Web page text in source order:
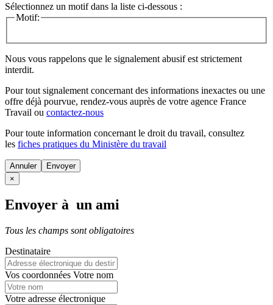
Sélectionnez un motif dans la liste ci-dessous :
Motif:
Nous vous rappelons que le signalement abusif est strictement
interdit.
Pour tout signalement concernant des informations inexactes ou une
offre déjà pourvue, rendez-vous auprès de votre agence France
Travail ou contactez-nous
Pour toute information concernant le droit du travail, consultez
les fiches pratiques du Ministère du travail
Annuler
×
Envoyer à un ami
Tous les champs sont obligatoires
Destinataire
Vos coordonnées Votre nom
Votre adresse électronique